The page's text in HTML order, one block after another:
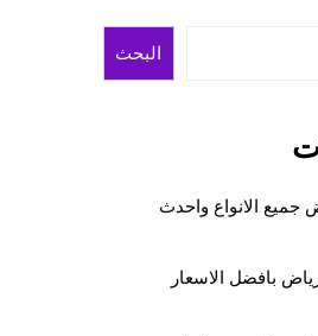
البحث
الانواع واحدث
بافضل الاسعار